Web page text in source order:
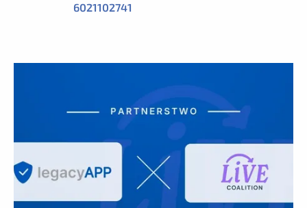
6021102741